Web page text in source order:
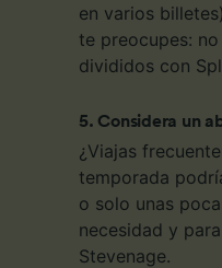
en varios
te preocupes:
divididos con
5. Considera un
¿Viajas
temporada
o solo unas
necesidad y
Stevenage.